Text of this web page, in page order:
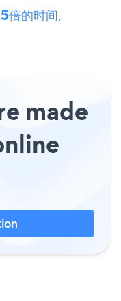
倍的时间。
made